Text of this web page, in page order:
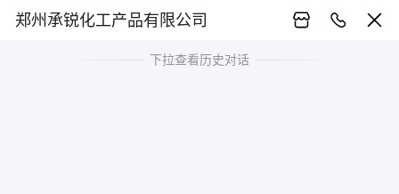
郑州承锐化工产品有限公司
下拉查看历史对话